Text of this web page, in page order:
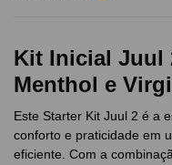
Kit Inicial Juul
Menthol e
Este Starter Kit Juul 2 é a
conforto e praticidade em
eficiente. Com a